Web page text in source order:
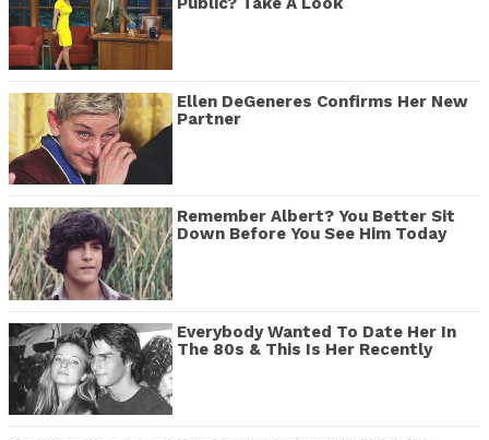
Ellen DeGeneres Confirms Her New
Partner
Remember Albert? You Better Sit
Down Before You See Him Today
Everybody Wanted To Date Her In
The 80s & This Is Her Recently